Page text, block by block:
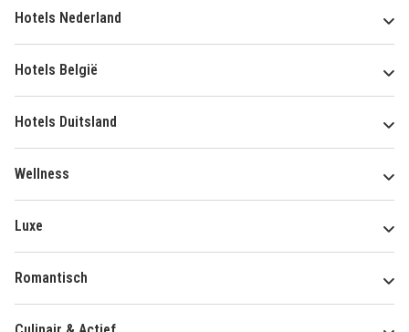
Hotels Nederland
Hotels België
Hotels Duitsland
Wellness
Luxe
Romantisch